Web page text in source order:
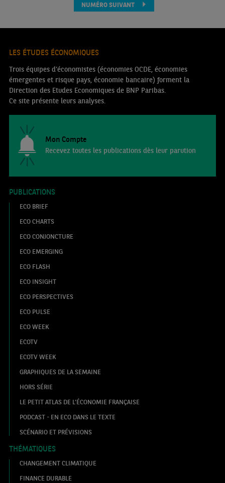
NUMÉRO SUIVANT
LES ÉTUDES ÉCONOMIQUES
Trois équipes d’économistes (économies OCDE, économies
émergentes et risque pays, économie bancaire) forment la
Direction des Etudes Economiques de BNP Paribas.
Ce site présente leurs analyses.
Mon Compte
Recevez toutes les publications dès leur parution
PUBLICATIONS
ECO BRIEF
ECO CHARTS
ECO CONJONCTURE
ECO EMERGING
ECO FLASH
ECO INSIGHT
ECO PERSPECTIVES
ECO PULSE
ECO WEEK
ECOTV
ECOTV WEEK
GRAPHIQUES DE LA SEMAINE
HORS SÉRIE
LE PETIT ATLAS DE L’ÉCONOMIE FRANÇAISE
PODCAST - EN ECO DANS LE TEXTE
SCÉNARIO ET PRÉVISIONS
THÉMATIQUES
CHANGEMENT CLIMATIQUE
FINANCE DURABLE